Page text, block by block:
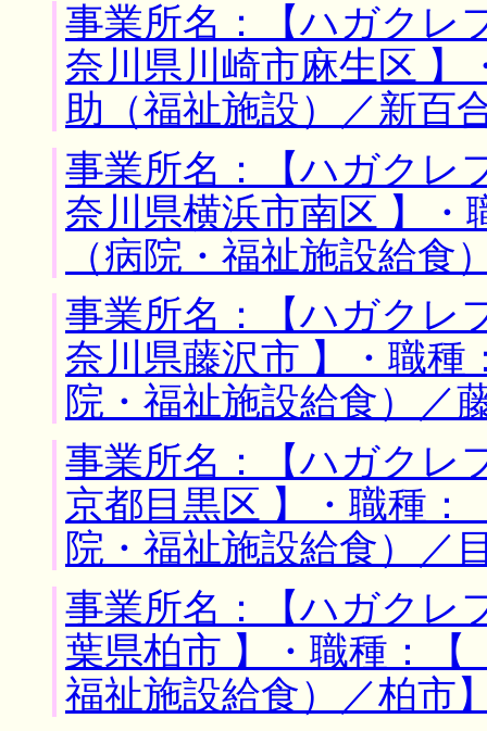
事業所名：【ハガクレ
奈川県川崎市麻生区 】
助（福祉施設）／新百
事業所名：【ハガクレ
奈川県横浜市南区 】・
（病院・福祉施設給食
事業所名：【ハガクレ
奈川県藤沢市 】・職種
院・福祉施設給食）／
事業所名：【ハガクレ
京都目黒区 】・職種：
院・福祉施設給食）／
事業所名：【ハガクレ
葉県柏市 】・職種：【
福祉施設給食）／柏市